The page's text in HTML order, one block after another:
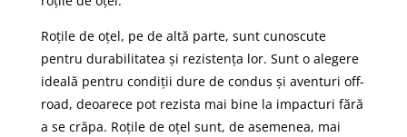
Roțile de oțel, pe de altă parte, sunt cunoscute
pentru durabilitatea și rezistența lor. Sunt o alegere
ideală pentru condiții dure de condus și aventuri off-
road, deoarece pot rezista mai bine la impacturi fără
a se crăpa. Roțile de oțel sunt, de asemenea, mai